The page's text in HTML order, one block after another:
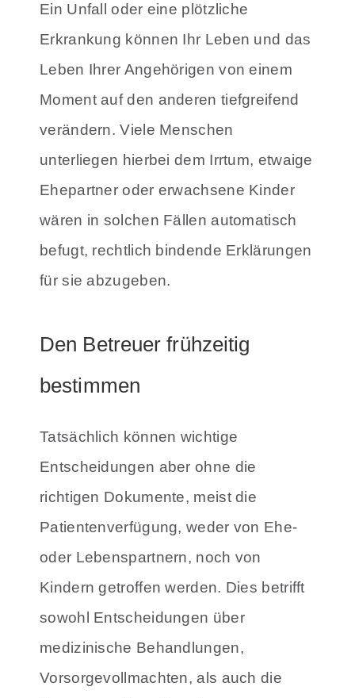
Ein Unfall oder eine plötzliche
Erkrankung können Ihr Leben und das
Leben Ihrer Angehörigen von einem
Moment auf den anderen tiefgreifend
verändern. Viele Menschen
unterliegen hierbei dem Irrtum, etwaige
Ehepartner oder erwachsene Kinder
wären in solchen Fällen automatisch
befugt, rechtlich bindende Erklärungen
für sie abzugeben.
Den Betreuer frühzeitig
bestimmen
Tatsächlich können wichtige
Entscheidungen aber ohne die
richtigen Dokumente, meist die
Patientenverfügung, weder von Ehe-
oder Lebenspartnern, noch von
Kindern getroffen werden. Dies betrifft
sowohl Entscheidungen über
medizinische Behandlungen,
Vorsorgevollmachten, als auch die